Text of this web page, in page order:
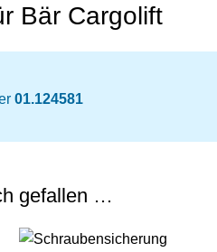
Bär Cargolift
01.124581
gefallen …